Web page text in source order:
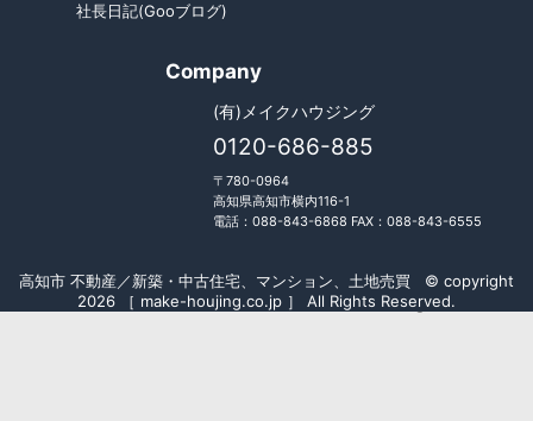
社長日記(Gooブログ)
Company
(有)メイクハウジング
0120-686-885
〒780-0964
高知県高知市横内116-1
電話：088-843-6868 FAX：088-843-6555
高知市 不動産／新築・中古住宅、マンション、土地売買 © copyright
2026 ［ make-houjing.co.jp ］ All Rights Reserved.
Fudousan Plugin Ver.5.7.0